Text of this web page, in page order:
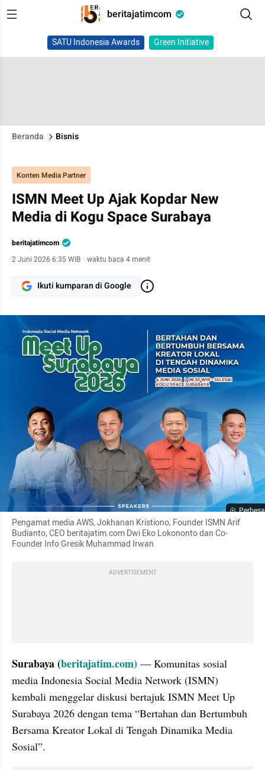
beritajatimcom
SATU Indonesia Awards Green Initiative
Beranda Bisnis
Konten Media Partner
ISMN Meet Up Ajak Kopdar New
Media di Kogu Space Surabaya
beritajatimcom
2 Juni 2026 6:35 WIB · waktu baca 4 menit
Ikuti kumparan di Google
Pengamat media AWS, Jokhanan Kristiono, Founder ISMN Arif
Budianto, CEO beritajatim.com Dwi Eko Lokononto dan Co-
Founder Info Gresik Muhammad Irwan
ADVERTISEMENT
Surabaya(beritajatim.com) — Komunitas sosial
media Indonesia Social Media Network (ISMN)
kembali menggelar diskusi bertajuk ISMN Meet Up
Surabaya 2026 dengan tema “Bertahan dan Bertumbuh
Bersama Kreator Lokal di Tengah Dinamika Media
Sosial”.